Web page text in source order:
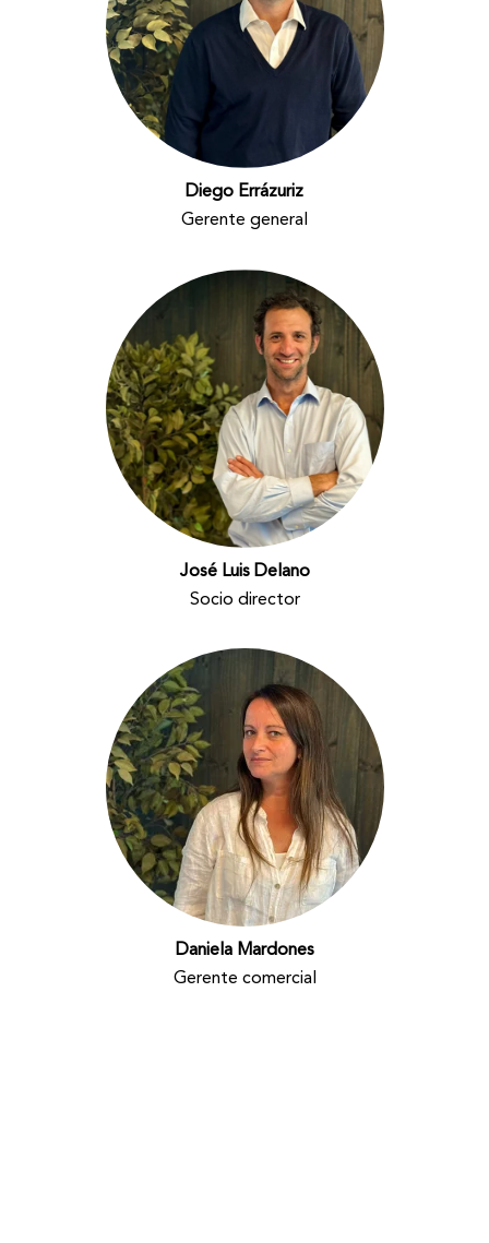
Diego Errázuriz
Gerente general
José Luis Delano
Socio director
Daniela Mardones
Gerente comercial